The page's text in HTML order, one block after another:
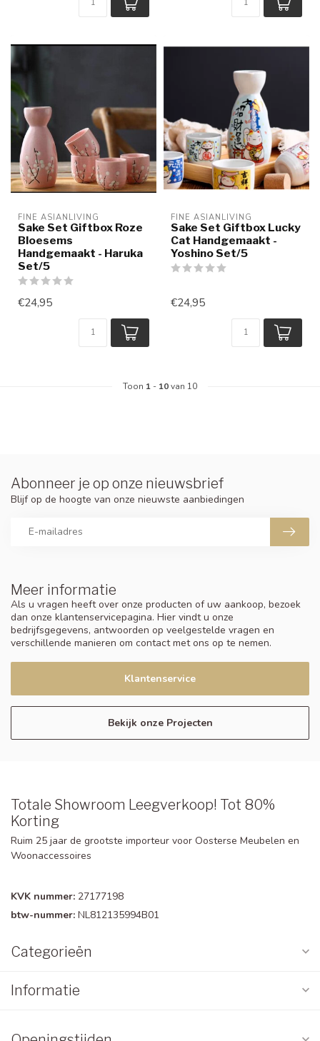
FINE ASIANLIVING
Sake Set Giftbox Roze
Bloesems
Handgemaakt - Haruka
Set/5
€24,95
FINE ASIANLIVING
Sake Set Giftbox Lucky
Cat Handgemaakt -
Yoshino Set/5
€24,95
Toon 1 - 10van 10
Meer informatie
Als u vragen heeft over onze producten of uw aankoop, bezoek
dan onze klantenservicepagina. Hier vindt u onze
bedrijfsgegevens, antwoorden op veelgestelde vragen en
verschillende manieren om contact met ons op te nemen.
Klantenservice
Bekijk onze Projecten
Abonneer je op onze nieuwsbrief
Blijf op de hoogte van onze nieuwste aanbiedingen
Totale Showroom Leegverkoop! Tot 80%
Korting
Ruim 25 jaar de grootste importeur voor Oosterse Meubelen en
Woonaccessoires
KVK nummer: 27177198
btw-nummer: NL812135994B01
Categorieën
Informatie